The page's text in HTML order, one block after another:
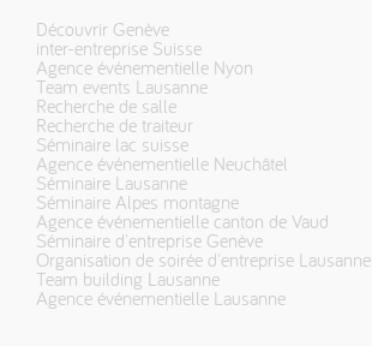
Découvrir Genève
inter-entreprise Suisse
Agence événementielle Nyon
Team events Lausanne
Recherche de salle
Recherche de traiteur
Séminaire lac suisse
Agence événementielle Neuchâtel
Séminaire Lausanne
Séminaire Alpes montagne
Agence événementielle canton de Vaud
Séminaire d'entreprise Genève
Organisation de soirée d'entreprise Lausanne
Team building Lausanne
Agence événementielle Lausanne